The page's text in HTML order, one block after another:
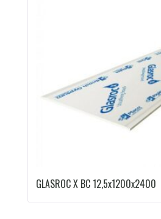
GLASROC X BC 12,5x1200x2400